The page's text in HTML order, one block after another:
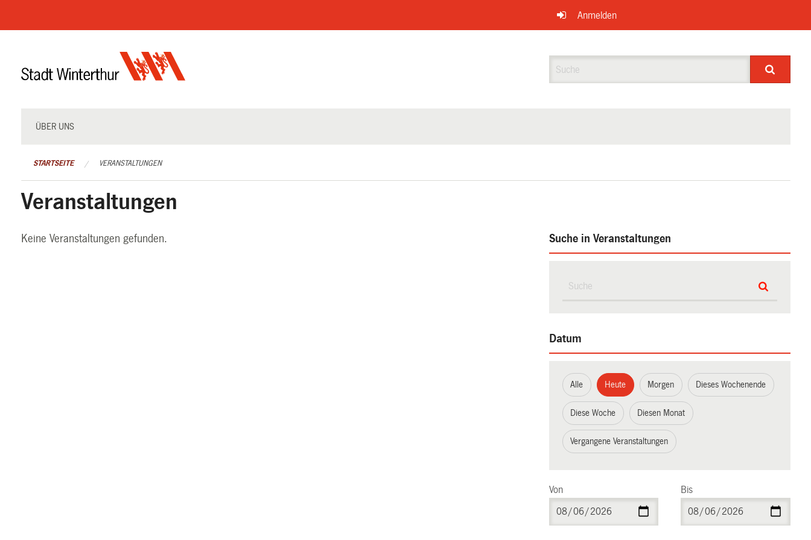
überspringen
Anmelden
ÜBER UNS
STARTSEITE VERANSTALTUNGEN
Veranstaltungen
Keine Veranstaltungen gefunden. Suche in Veranstaltungen
Datum
Alle Heute Morgen Dieses Wochenende
Diese Woche Diesen Monat
Vergangene Veranstaltungen
Von Bis